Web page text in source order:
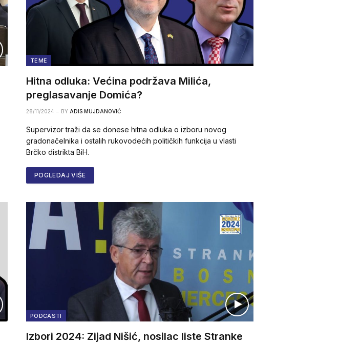
TEME
Hitna odluka: Većina podržava Milića,
preglasavanje Domića?
28/11/2024 BY ADIS MUJDANOVIĆ
Supervizor traži da se donese hitna odluka o izboru novog
gradonačelnika i ostalih rukovodećih političkih funkcija u vlasti
Brčko distrikta BiH.
POGLEDAJ VIŠE
PODCASTI
Izbori 2024: Zijad Nišić, nosilac liste Stranke